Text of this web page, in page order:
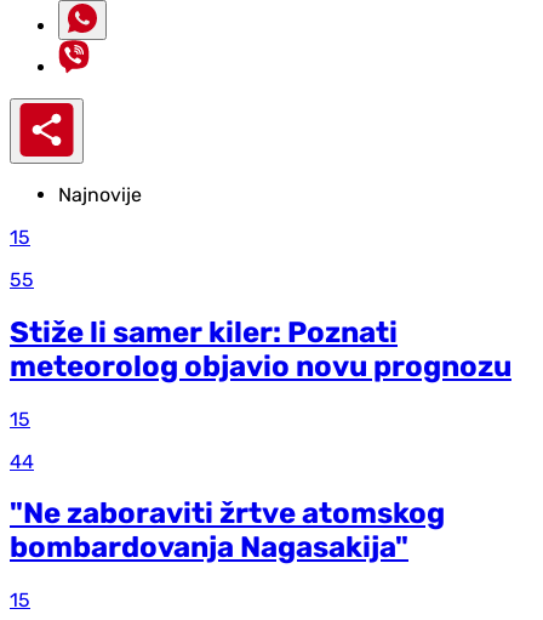
Najnovije
15
55
Stiže li samer kiler: Poznati
meteorolog objavio novu prognozu
15
44
"Ne zaboraviti žrtve atomskog
bombardovanja Nagasakija"
15